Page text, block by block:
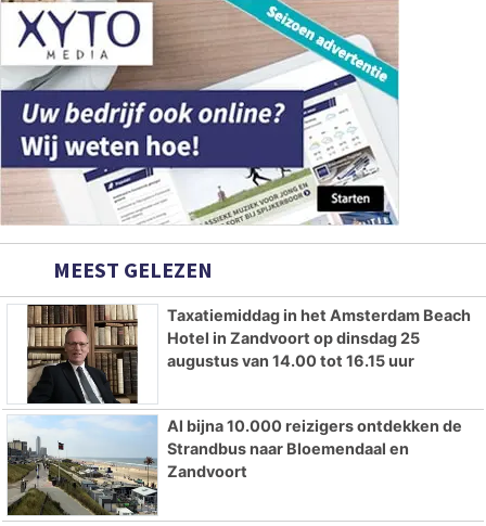
MEEST GELEZEN
Taxatiemiddag in het Amsterdam Beach
Hotel in Zandvoort op dinsdag 25
augustus van 14.00 tot 16.15 uur
Al bijna 10.000 reizigers ontdekken de
Strandbus naar Bloemendaal en
Zandvoort